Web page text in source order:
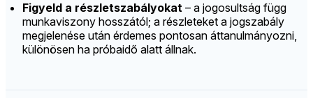
Figyeld a részletszabályokat – a jogosultság függ
munkaviszony hosszától; a részleteket a jogszabály
megjelenése után érdemes pontosan áttanulmányozni,
különösen ha próbaidő alatt állnak.